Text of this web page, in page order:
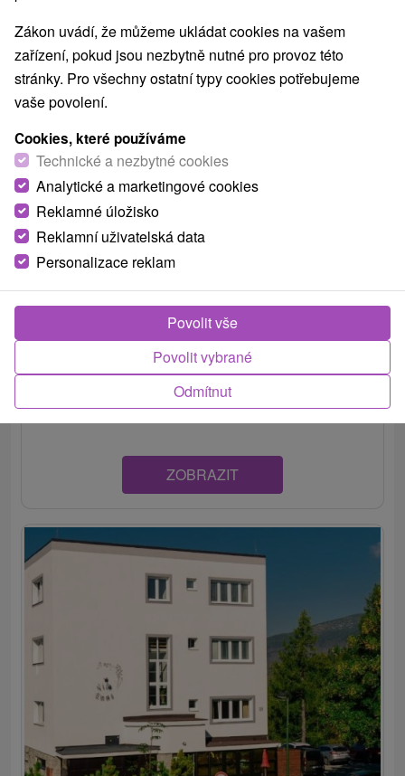
Penzión Furkotka Vysoké Tatry
Štrbské Pleso
Penzión Furkotka je situovaný na Štrbskom Plese, len päť
minút chôdze od najznámejšieho...
ZOBRAZIT
Zákon uvádí, že můžeme ukládat cookies na vašem
zařízení, pokud jsou nezbytně nutné pro provoz této
stránky. Pro všechny ostatní typy cookies potřebujeme
vaše povolení.
Cookies, které používáme
Technické a nezbytné cookies
Analytické a marketingové cookies
Reklamné úložisko
Reklamní uživatelská data
Personalizace reklam
Odmítnut
Povolit vybrané
Povolit vše